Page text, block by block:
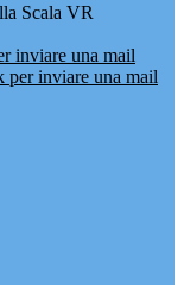
Scala VR
inviare una mail
per inviare una mail